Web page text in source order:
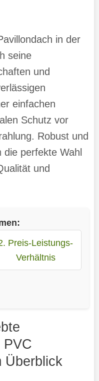
in der
seine
und
einfachen
Schutz vor
Robust und
die perfekte Wahl
und
Preis-Leistungs-
Verhältnis
PVC
Überblick